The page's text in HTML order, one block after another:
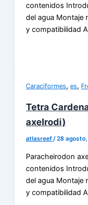
contenidos
del agua Montaje
y compatibilidad
Caraciformes,es,
Tetra
axelrodi)
atlasreef/28
Paracheirodon
contenidos
del agua Montaje
y compatibilidad